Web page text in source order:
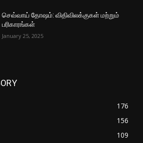
செவ்வாய் தோஷம்: விதிவிலக்குகள் மற்றும்
பரிகாரங்கள்
January 25, 2025
176
156
109